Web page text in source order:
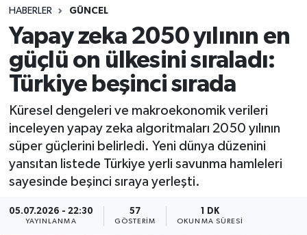
HABERLER GÜNCEL
Yapay zeka 2050 yılının en
güçlü on ülkesini sıraladı:
Türkiye beşinci sırada
Küresel dengeleri ve makroekonomik verileri
inceleyen yapay zeka algoritmaları 2050 yılının
süper güçlerini belirledi. Yeni dünya düzenini
yansıtan listede Türkiye yerli savunma hamleleri
sayesinde beşinci sıraya yerleşti.
05.07.2026 - 22:30
YAYINLANMA
57
GÖSTERIM
1 DK
OKUNMA SÜRESI
Muğla Haber
Siyaset
Muğla Trafik Yoğunluk Haritası
Süper Lig Puan Durumu ve Fikstür
Tüm Manşetler
Son Dakika Haberleri
Haber Arşivi